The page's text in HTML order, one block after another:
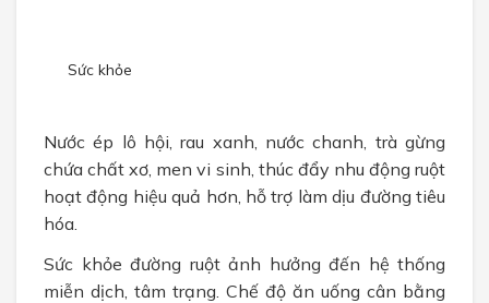
Chính sách bán hàng
TUYỂN DỤNG
Sức khỏe
Nước ép lô hội, rau xanh, nước chanh, trà gừng
chứa chất xơ, men vi sinh, thúc đẩy nhu động ruột
hoạt động hiệu quả hơn, hỗ trợ làm dịu đường tiêu
hóa.
Sức khỏe đường ruột ảnh hưởng đến hệ thống
miễn dịch, tâm trạng. Chế độ ăn uống cân bằng